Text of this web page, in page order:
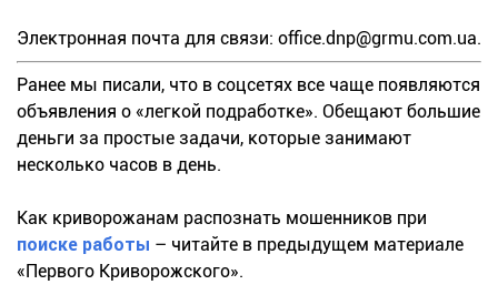
Электронная почта для связи: office.dnp@grmu.com.ua.
Ранее мы писали, что в соцсетях все чаще появляются
объявления о «легкой подработке». Обещают большие
деньги за простые задачи, которые занимают
несколько часов в день.
Как криворожанам распознать мошенников при
поиске работы – читайте в предыдущем материале
«Первого Криворожского».